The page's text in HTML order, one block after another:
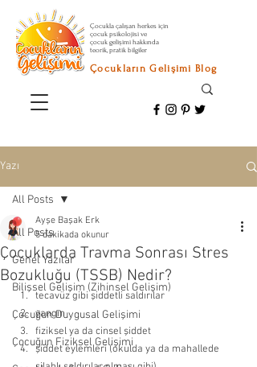
Çocukla çalışan herkes için
çocuk psikolojisi ve
çocuk gelişimi hakkında
teorik, pratik bilgiler
Çocukların Gelişimi Blog
Yazı
All Posts
Genel Yazılar
Bilişsel Gelişim (Zihinsel Gelişim)
Çocuğun Duygusal Gelişimi
Çocuğun Fiziksel Gelişimi
All Posts
Çocuklarda Travma Sonrası Stres
Bozukluğu (TSSB) Nedir?
Ayşe Başak Erk
5 dakikada okunur
tecavüz gibi şiddetli saldırılar
yangın
fiziksel ya da cinsel şiddet
şiddet eylemleri (okulda ya da mahallede